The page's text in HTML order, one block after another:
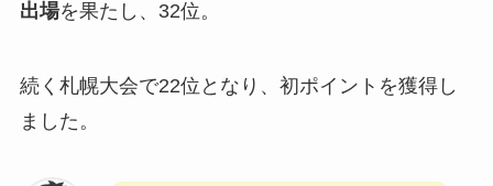
出場を果たし、32位。
続く札幌大会で22位となり、初ポイントを獲得し
ました。